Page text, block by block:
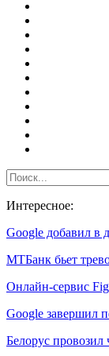
Интересное:
Google добавил в
МТБанк бьет
Онлайн-сервис
Google завершил
Белорус